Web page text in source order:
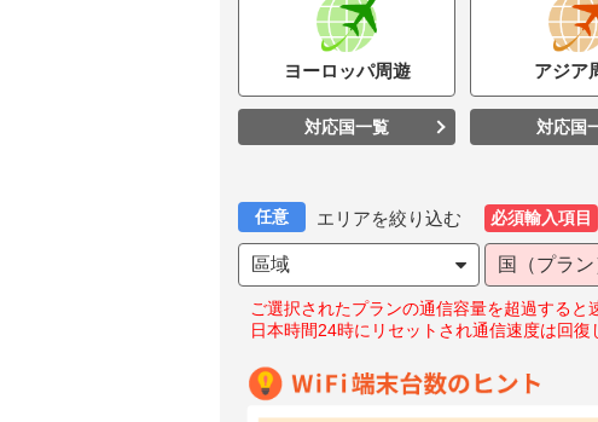
ヨーロッパ周遊
対応国一覧
アジア
対応国
任意 エリアを絞り込む
區域
必須輸入項目
国（プラ
ご選択されたプランの通信容量を超過すると
日本時間24時にリセットされ通信速度は回復